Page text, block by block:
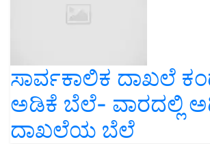
ಸಾರ್ವಕಾಲಿಕ ದಾಖಲೆ
ಅಡಿಕೆ ಬೆಲೆ- ವಾರದಲ್ಲಿ
ದಾಖಲೆಯ ಬೆಲೆ